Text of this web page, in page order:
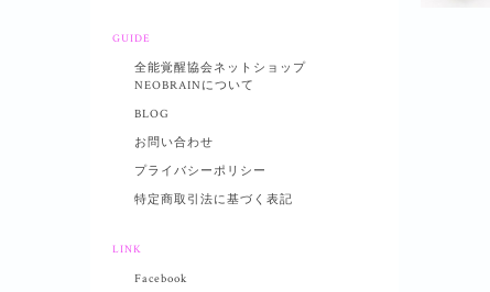
GUIDE
全能覚醒協会ネットショップ
NEOBRAINについて
BLOG
お問い合わせ
プライバシーポリシー
特定商取引法に基づく表記
LINK
Facebook